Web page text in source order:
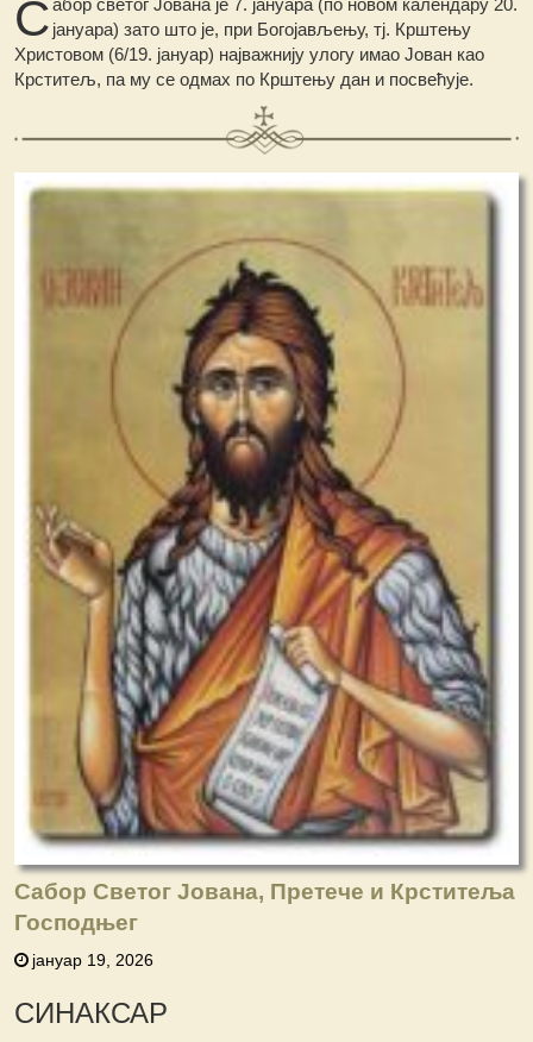
Сабор светог Јована је 7. јануара (по новом календару 20.
јануара) зато што је, при Богојављењу, тј. Крштењу
Христовом (6/19. јануар) најважнију улогу имао Јован као
Крститељ, па му се одмах по Крштењу дан и посвећује.
Сабор Светог Јована, Претече и Крститеља
Господњег
јануар 19, 2026
СИНАКСАР